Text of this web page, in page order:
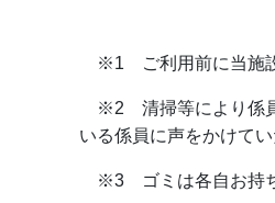
※1 ご利用前に当施設
※2 清掃等により係員
いる係員に声をかけて
※3 ゴミは各自お持ち